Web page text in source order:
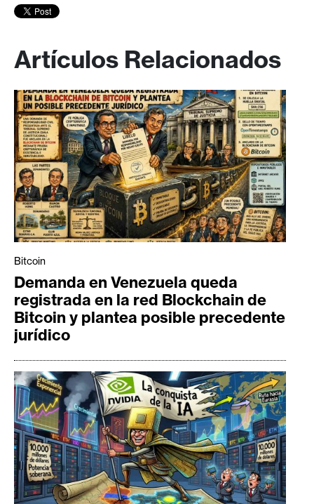
Artículos Relacionados
Bitcoin
Demanda en Venezuela queda
registrada en la red Blockchain de
Bitcoin y plantea posible precedente
jurídico